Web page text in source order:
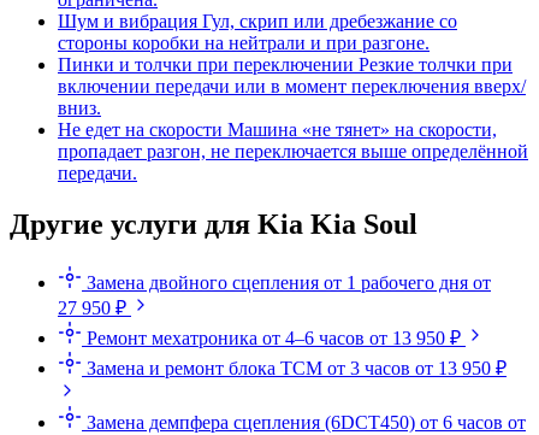
Шум и вибрация Гул, скрип или дребезжание со
стороны коробки на нейтрали и при разгоне.
Пинки и толчки при переключении Резкие толчки при
включении передачи или в момент переключения вверх/
вниз.
Не едет на скорости Машина «не тянет» на скорости,
пропадает разгон, не переключается выше определённой
передачи.
Другие услуги для Kia Kia Soul
Замена двойного сцепления от 1 рабочего дня от
27 950 ₽
Ремонт мехатроника от 4–6 часов от 13 950 ₽
Замена и ремонт блока TCM от 3 часов от 13 950 ₽
Замена демпфера сцепления (6DCT450) от 6 часов от